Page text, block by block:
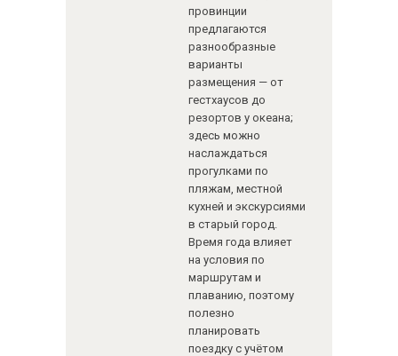
провинции
предлагаются
разнообразные
варианты
размещения — от
гестхаусов до
резортов у океана;
здесь можно
наслаждаться
прогулками по
пляжам, местной
кухней и экскурсиями
в старый город.
Время года влияет
на условия по
маршрутам и
плаванию, поэтому
полезно
планировать
поездку с учётом